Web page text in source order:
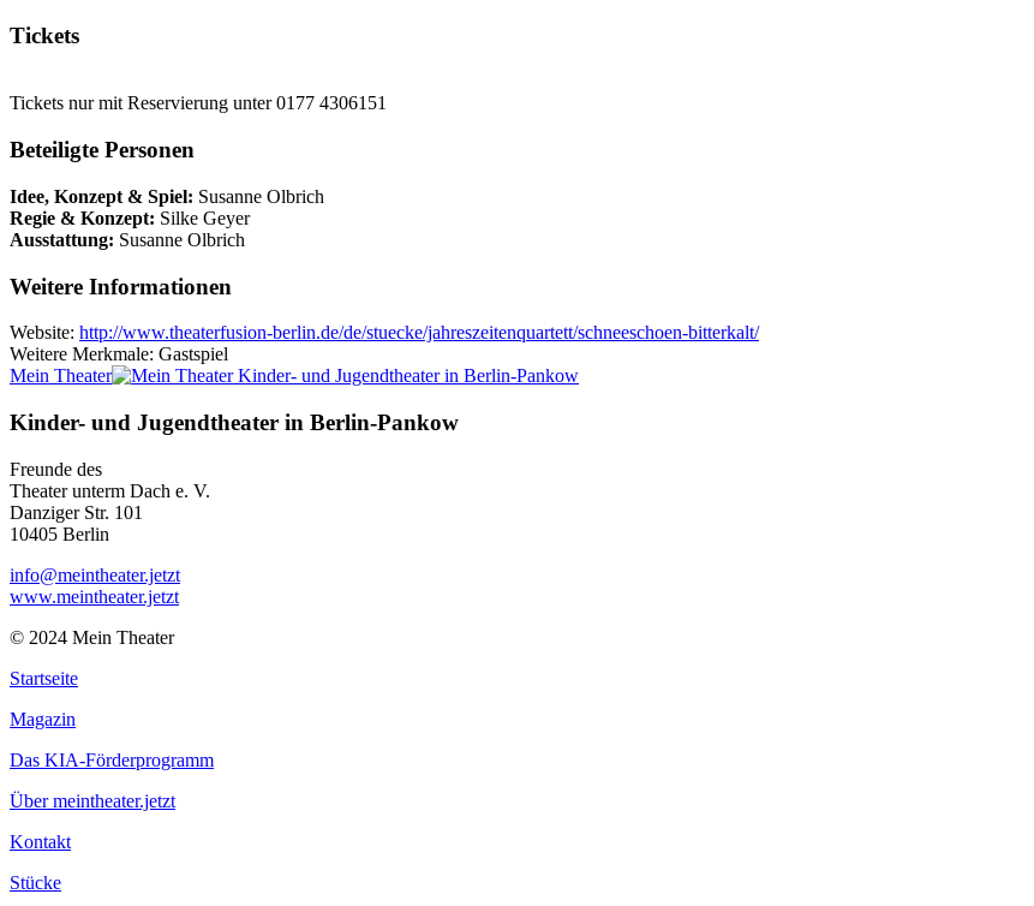
Tickets
Tickets nur mit Reservierung unter 0177 4306151
Beteiligte Personen
Idee, Konzept & Spiel: Susanne Olbrich
Regie & Konzept: Silke Geyer
Ausstattung: Susanne Olbrich
Weitere Informationen
Website: http://www.theaterfusion-berlin.de/de/stuecke/jahreszeitenquartett/schneeschoen-bitterkalt/
Weitere Merkmale: Gastspiel
Mein Theater
Kinder- und Jugendtheater in Berlin‑Pankow
Freunde des
Theater unterm Dach e. V.
Danziger Str. 101
10405 Berlin
info@meintheater.jetzt
www.meintheater.jetzt
© 2024 Mein Theater
Startseite
Magazin
Das KIA-Förderprogramm
Über meintheater.jetzt
Kontakt
Stücke